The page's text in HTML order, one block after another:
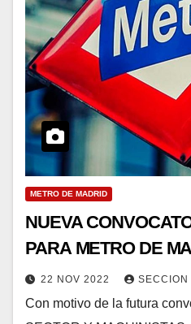
METRO DE MADRID
NUEVA
PARA METRO DE
22 NOV 2022 SECCION
Con motivo de la futura